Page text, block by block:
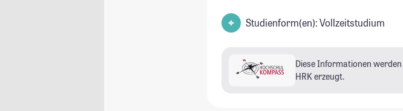
Studienform(en): Vollzeitstudium
Diese Informationen
HRK erzeugt.